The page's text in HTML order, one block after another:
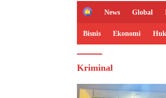
H
m
e
News Global
Bisnis Ekonomi
Kriminal